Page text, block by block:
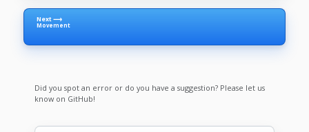
Next ⟶
Movement
Did you spot an error or do you have a suggestion? Please let us
know on GitHub!